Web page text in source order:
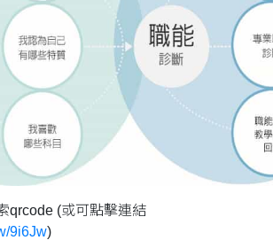
qrcode (或可點擊連結
9i6Jw)